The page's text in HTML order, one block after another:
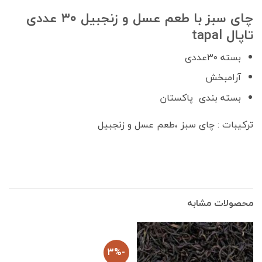
چای سبز با طعم عسل و زنجبیل ۳۰ عددی
تاپال tapal
بسته ۳۰عددی
آرامبخش
بسته بندی پاکستان
ترکیبات : چای سبز ،طعم عسل و زنجبیل
محصولات مشابه
-3%